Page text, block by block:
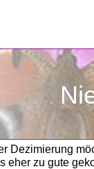
Dezimierung
zu gute